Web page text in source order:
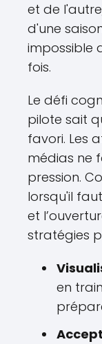
et de
d'une
impossible
fois.
Le défi
pilote sait
favori. Les
médias ne
pression.
lorsqu'il
et
stratégies
en